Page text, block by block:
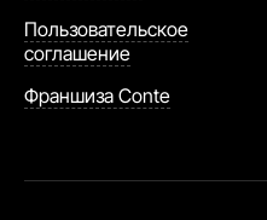
Пользовательское
соглашение
Франшиза Conte